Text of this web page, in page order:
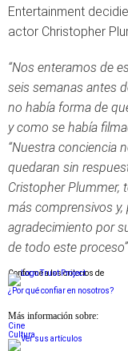
Entertainment
actor Christopher
“Nos enteramos de
seis semanas antes
no había forma de
y como se había
“Nuestra conciencia
quedaran sin
Cristopher Plummer,
más comprensivos
agradecimiento por
de todo este proceso”
Conforme a los criterios de
¿Por qué confiar en nosotros?
Más información sobre:
Cine
Cultura